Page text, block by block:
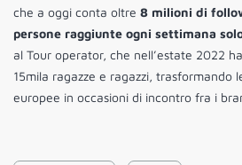
che a oggi conta oltre 8 milioni di
persone raggiunte ogni settimana
al Tour operator, che nell’estate 2022
15mila ragazze e ragazzi, trasformando
europee in occasioni di incontro fra i